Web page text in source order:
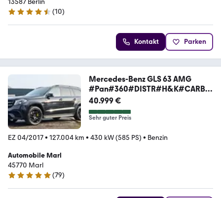
4.4 Sterne
(10)
Kontakt Parken
Mercedes-Benz GLS 63 AMG
#Pan#360#DISTR#H&K#CARBO
N#Distr#4SHZ
40.999 €
Sehr guter Preis
EZ 04/2017• 127.004 km • 430 kW (585 PS) • Benzin
Automobile Marl
45770 ­­­Marl
5 Sterne
(79)